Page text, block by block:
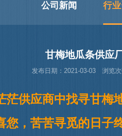
公司新闻 行
甘梅地瓜条供应
发布日期：2021-03-03 浏览次
茫供应商中找寻甘梅
您，苦苦寻觅的日子